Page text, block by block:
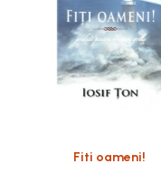
Fiti oameni!